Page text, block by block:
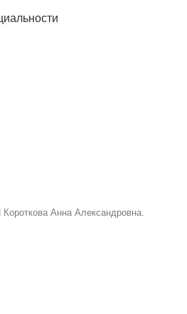
Анна Александровна.